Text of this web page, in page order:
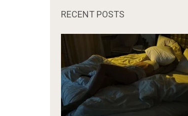
RECENT POSTS